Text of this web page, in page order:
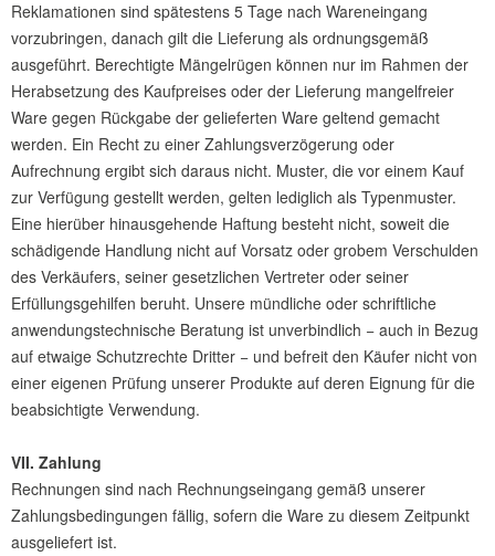
Reklamationen sind spätestens 5 Tage nach Wareneingang
vorzubringen, danach gilt die Lieferung als ordnungsgemäß
ausgeführt. Berechtigte Mängelrügen können nur im Rahmen der
Herabsetzung des Kaufpreises oder der Lieferung mangelfreier
Ware gegen Rückgabe der gelieferten Ware geltend gemacht
werden. Ein Recht zu einer Zahlungsverzögerung oder
Aufrechnung ergibt sich daraus nicht. Muster, die vor einem Kauf
zur Verfügung gestellt werden, gelten lediglich als Typenmuster.
Eine hierüber hinausgehende Haftung besteht nicht, soweit die
schädigende Handlung nicht auf Vorsatz oder grobem Verschulden
des Verkäufers, seiner gesetzlichen Vertreter oder seiner
Erfüllungsgehilfen beruht. Unsere mündliche oder schriftliche
anwendungstechnische Beratung ist unverbindlich − auch in Bezug
auf etwaige Schutzrechte Dritter − und befreit den Käufer nicht von
einer eigenen Prüfung unserer Produkte auf deren Eignung für die
beabsichtigte Verwendung.
VII. Zahlung
Rechnungen sind nach Rechnungseingang gemäß unserer
Zahlungsbedingungen fällig, sofern die Ware zu diesem Zeitpunkt
ausgeliefert ist.